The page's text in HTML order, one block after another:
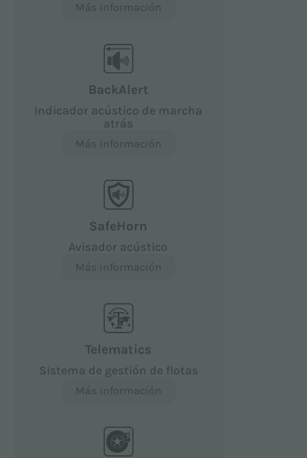
Más información
BackAlert
Indicador acústico de marcha
atrás
Más información
SafeHorn
Avisador acústico
Más información
Telematics
Sistema de gestión de flotas
Más información